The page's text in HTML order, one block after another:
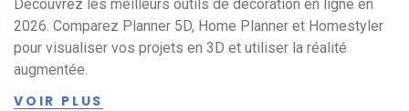
Découvrez les meilleurs outils de décoration en ligne en
2026. Comparez Planner 5D, Home Planner et Homestyler
pour visualiser vos projets en 3D et utiliser la réalité
augmentée.
VOIR PLUS